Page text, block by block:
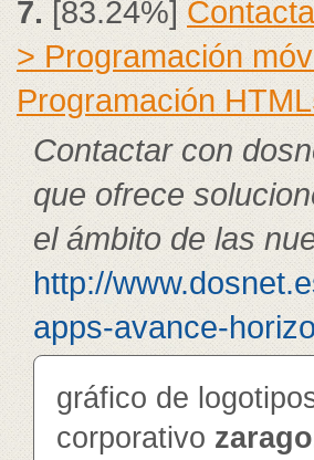
7. [83.24%]
> Programación
Programación
Contactar con
que ofrece
el ámbito de las
http://
apps-avance-
gráfico de
corporativo